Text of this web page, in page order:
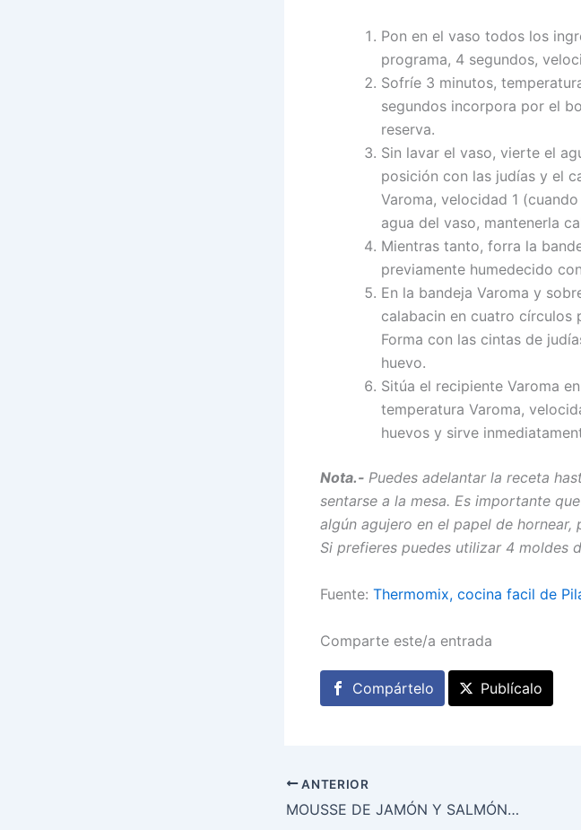
Pon en el vaso todos los
programa, 4 segundos,
Sofríe 3 minutos,
segundos incorpora por el
reserva.
Sin lavar el vaso, vierte el
posición con las judías y el
Varoma, velocidad 1
agua del vaso, mantenerla
Mientras tanto, forra la
previamente humedecido
En la bandeja Varoma y
calabacin en cuatro círculos
Forma con las cintas de
huevo.
Sitúa el recipiente Varoma
temperatura Varoma,
huevos y sirve
Nota.- Puedes adelantar la receta
sentarse a la mesa. Es importante
algún agujero en el papel de
Si prefieres puedes utilizar 4 moldes
Fuente: Thermomix, cocina facil de
Comparte este/a entrada
Compártelo Publícalo
ANTERIOR
MOUSSE DE JAMÓN Y SALMÓN AHUMADO